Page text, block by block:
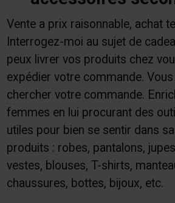
Vente a prix raisonnable, achat
Interrogez-moi au sujet de
peux livrer vos produits chez
expédier votre commande.
chercher votre commande.
femmes en lui procurant des
utiles pour bien se sentir dans
produits : robes, pantalons,
vestes, blouses, T-shirts,
chaussures, bottes, bijoux, etc.